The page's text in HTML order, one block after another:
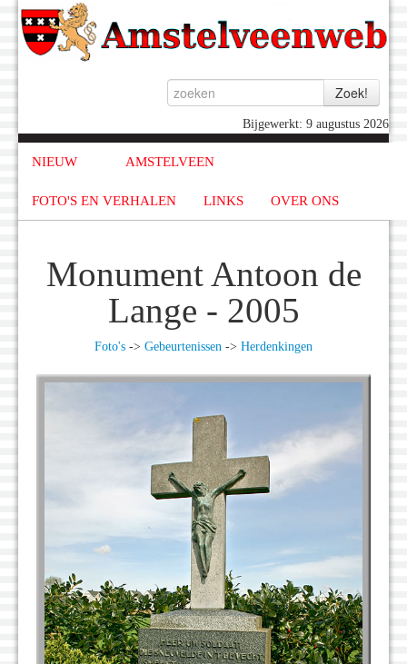
Bijgewerkt: 9 augustus 2026
NIEUW AMSTELVEEN
FOTO'S EN VERHALEN LINKS OVER ONS
Monument Antoon de
Lange - 2005
Foto's -> Gebeurtenissen -> Herdenkingen